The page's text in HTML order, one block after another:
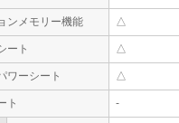
ンメモリー機能 △
ート △
ワーシート △
ト -